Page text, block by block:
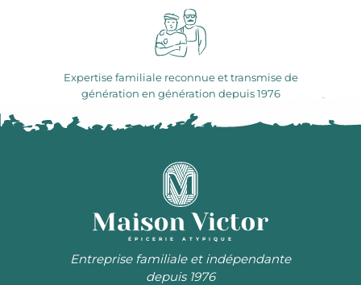
Expertise familiale reconnue et transmise de
génération en génération depuis 1976
ÉPICERIE ATYPIQUE
Entreprise familiale et indépendante
depuis 1976